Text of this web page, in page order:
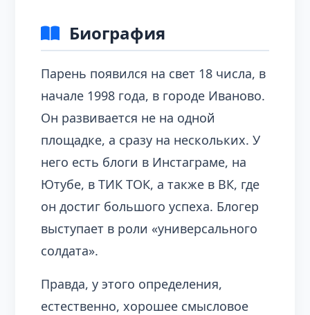
Биография
Парень появился на свет 18 числа, в
начале 1998 года, в городе Иваново.
Он развивается не на одной
площадке, а сразу на нескольких. У
него есть блоги в Инстаграме, на
Ютубе, в ТИК ТОК, а также в ВК, где
он достиг большого успеха. Блогер
выступает в роли «универсального
солдата».
Правда, у этого определения,
естественно, хорошее смысловое